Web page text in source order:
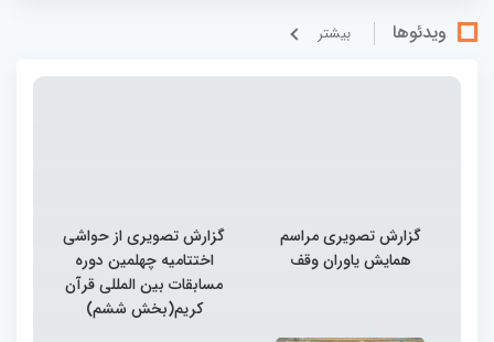
ویدئوها بيشتر
گزارش تصویری مراسم
همایش یاوران وقف
گزارش تصویری از حواشی
اختتامیه چهلمین دوره
مسابقات بین المللی قرآن
کریم(بخش ششم)